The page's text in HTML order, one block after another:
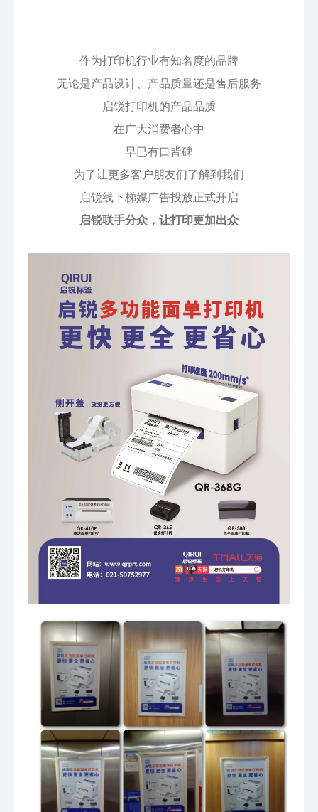
作为打印机行业有知名度的品牌
无论是产品设计、产品质量还是售后服务
启锐打印机的产品品质
在广大消费者心中
早已有口皆碑
为了让更多客户朋友们了解到我们
启锐线下梯媒广告投放正式开启
启锐联手分众，让打印更加出众